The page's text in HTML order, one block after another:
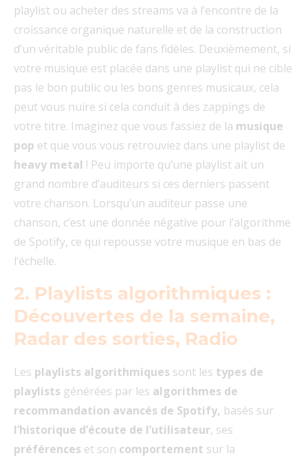
playlist ou acheter des streams va à l’encontre de la
croissance organique naturelle et de la construction
d’un véritable public de fans fidèles. Deuxièmement, si
votre musique est placée dans une playlist qui ne cible
pas le bon public ou les bons genres musicaux, cela
peut vous nuire si cela conduit à des zappings de
votre titre. Imaginez que vous fassiez de la musique
pop et que vous vous retrouviez dans une playlist de
heavy metal ! Peu importe qu’une playlist ait un
grand nombre d’auditeurs si ces derniers passent
votre chanson. Lorsqu’un auditeur passe une
chanson, c’est une donnée négative pour l’algorithme
de Spotify, ce qui repousse votre musique en bas de
l’échelle.
2. Playlists algorithmiques :
Découvertes de la semaine,
Radar des sorties, Radio
Les playlists algorithmiques sont les types de
playlists générées par les algorithmes de
recommandation avancés de Spotify, basés sur
l’historique d’écoute de l’utilisateur, ses
préférences et son comportement sur la